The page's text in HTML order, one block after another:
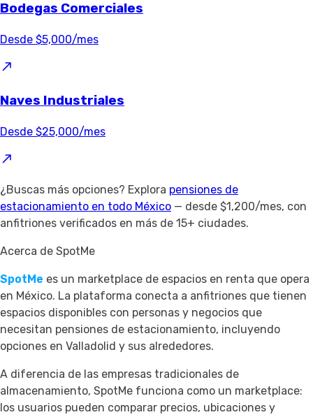
Bodegas Comerciales
Desde $5,000/mes
Naves Industriales
Desde $25,000/mes
¿Buscas más opciones? Explora pensiones de
estacionamiento en todo México — desde $1,200/mes, con
anfitriones verificados en más de 15+ ciudades.
Acerca de SpotMe
SpotMe es un marketplace de espacios en renta que opera
en México. La plataforma conecta a anfitriones que tienen
espacios disponibles con personas y negocios que
necesitan pensiones de estacionamiento, incluyendo
opciones en Valladolid y sus alrededores.
A diferencia de las empresas tradicionales de
almacenamiento, SpotMe funciona como un marketplace:
los usuarios pueden comparar precios, ubicaciones y